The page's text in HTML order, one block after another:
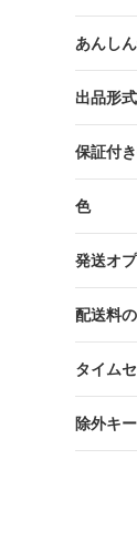
あんし
出品形式
保証付
色
発送オ
配送料
タイム
除外キ